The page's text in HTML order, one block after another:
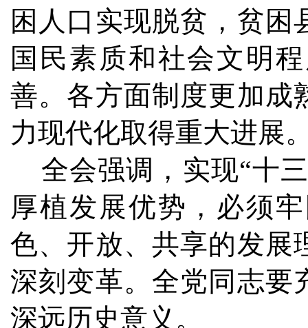
困人口实现脱贫，贫
国民素质和社会文明
善。各方面制度更加成
力现代化取得重大进展
全会强调，实现“十
厚植发展优势，必须
色、开放、共享的发展
深刻变革。全党同志要
深远历史意义。